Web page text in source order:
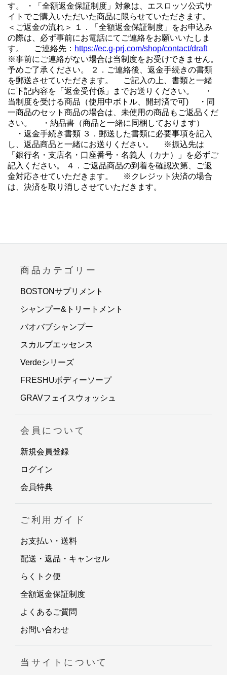
す。 ・「全額返金保証制度」対象は、エスロッソ公式サ
イトでご購入いただいた商品に限らせていただきます。
＜ご返金の流れ＞ １．「全額返金保証制度」をお申込み
の際は、必ず事前にお電話にてご連絡をお願いいたしま
す。 ご連絡先： https://ec.g-prj.com/shop/contact/draft
※事前にご連絡がない場合は当制度をお受けできません。
予めご了承ください。 ２．ご連絡後、返金手続きの書類
を郵送させていただきます。 ご記入の上、書類と一緒
に下記内容を「返金受付係」までお送りください。 ・
当制度を受ける商品（使用中ボトル、開封済で可) ・同
一商品のセット商品の場合は、未使用の商品もご返品くだ
さい。 ・納品書（商品と一緒に同梱しております）
・返金手続き書類 ３．郵送した書類に必要事項を記入
し、返品商品と一緒にお送りください。 ※振込先は
「銀行名・支店名・口座番号・名義人（カナ）」を必ずご
記入ください。 ４．ご返品商品の到着を確認次第、ご返
金対応させていただきます。 ※クレジット決済の場合
は、決済を取り消しさせていただきます。
商品カテゴリー
BOSTONサプリメント
シャンプー&トリートメント
バオバブシャンプー
スカルプエッセンス
Verdeシリーズ
FRESHUボディーソープ
GRAVフェイスウォッシュ
会員について
新規会員登録
ログイン
会員特典
ご利用ガイド
お支払い・送料
配送・返品・キャンセル
らくトク便
全額返金保証制度
よくあるご質問
お問い合わせ
当サイトについて